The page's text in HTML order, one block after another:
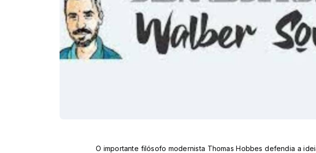
O importante filósofo modernista Thomas Hobbes defendia a